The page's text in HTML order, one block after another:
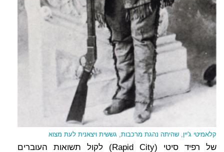
קלאמיטי ג'יין, שהיתה נהגת מרכבות, גששית ויצאנית לעת מצוא
של רפיד סיטי (Rapid City) לקול תשואות העוברים